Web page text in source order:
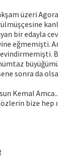
üzeri
bir edayla
yine
sonra da
Kemal
bize hep